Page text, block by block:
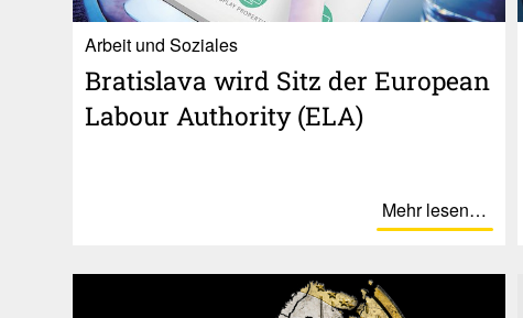
Ar­beit und So­zia­les
Bratis­lava wird Sitz der Euro­pean
Labour Autho­rity (ELA)
Mehr lesen…